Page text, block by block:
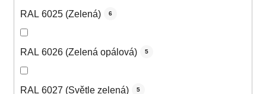
RAL 6025 (Zelená) 6
RAL 6026 (Zelená opálová) 5
RAL 6027 (Světle zelená) 5